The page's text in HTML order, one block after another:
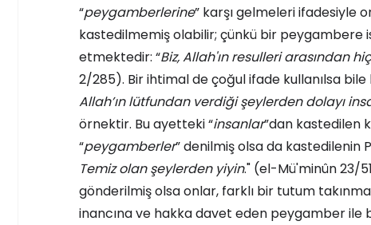
“peygamberlerine” karşı gelmeleri ifadesiyle
kastedilmemiş olabilir; çünkü bir peygambere
etmektedir: “Biz, Allah'ın resulleri arasından
2/285). Bir ihtimal de çoğul ifade kullanılsa
Allah’ın lütfundan verdiği şeylerden dolayı
örnektir. Bu ayetteki “insanlar”dan kastedilen
“peygamberler” denilmiş olsa da kastedilenin
Temiz olan şeylerden yiyin." (el-Mü'minûn 23/
gönderilmiş olsa onlar, farklı bir tutum
inancına ve hakka davet eden peygamber ile